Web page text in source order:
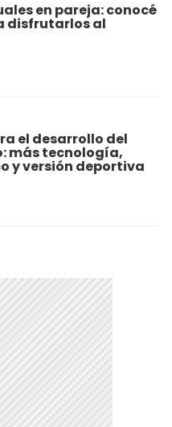
en pareja: conocé
disfrutarlos al
el desarrollo del
más tecnología,
y versión deportiva